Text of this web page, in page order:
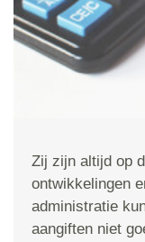
Zij zijn altijd op
ontwikkelingen
administratie
aangiften niet